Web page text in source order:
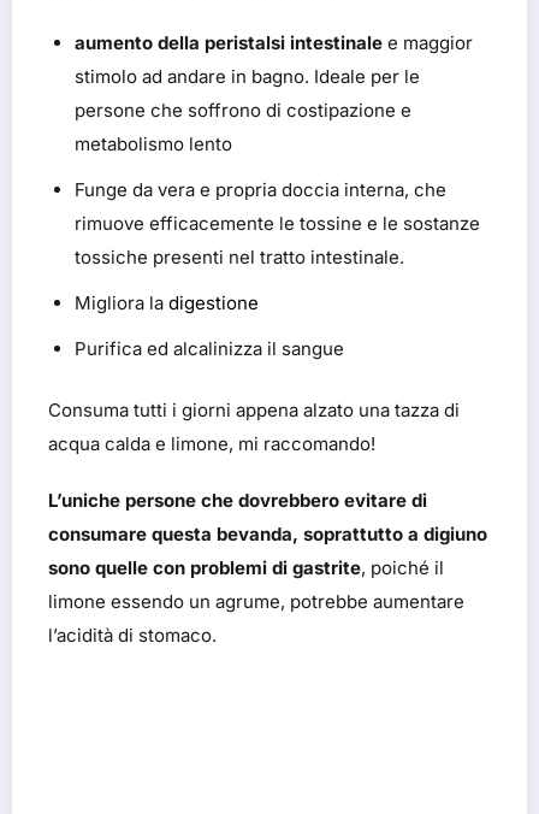
aumento della peristalsi intestinale e maggior
stimolo ad andare in bagno. Ideale per le
persone che soffrono di costipazione e
metabolismo lento
Funge da vera e propria doccia interna, che
rimuove efficacemente le tossine e le sostanze
tossiche presenti nel tratto intestinale.
Migliora la digestione
Purifica ed alcalinizza il sangue
Consuma tutti i giorni appena alzato una tazza di
acqua calda e limone, mi raccomando!
L’uniche persone che dovrebbero evitare di
consumare questa bevanda, soprattutto a digiuno
sono quelle con problemi di gastrite, poiché il
limone essendo un agrume, potrebbe aumentare
l’acidità di stomaco.